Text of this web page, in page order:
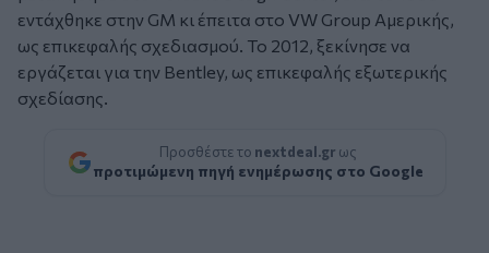
εντάχθηκε στην GM κι έπειτα στο VW Group Αμερικής,
ως επικεφαλής σχεδιασμού. Το 2012, ξεκίνησε να
εργάζεται για την Bentley, ως επικεφαλής εξωτερικής
σχεδίασης.
Προσθέστε το nextdeal.gr ως
προτιμώμενη πηγή ενημέρωσης στο Google